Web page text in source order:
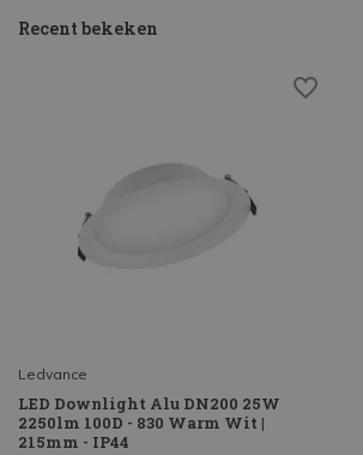
Recent bekeken
Ledvance
LED Downlight Alu DN200 25W
2250lm 100D - 830 Warm Wit |
215mm - IP44